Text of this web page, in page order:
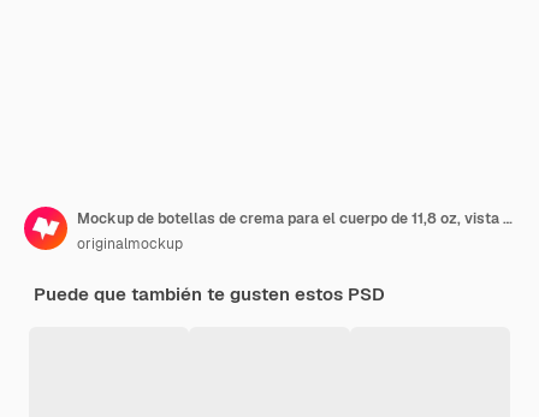
Mockup de botellas de crema para el cuerpo de 11,8 oz, vista delantera
originalmockup
Puede que también te gusten estos PSD